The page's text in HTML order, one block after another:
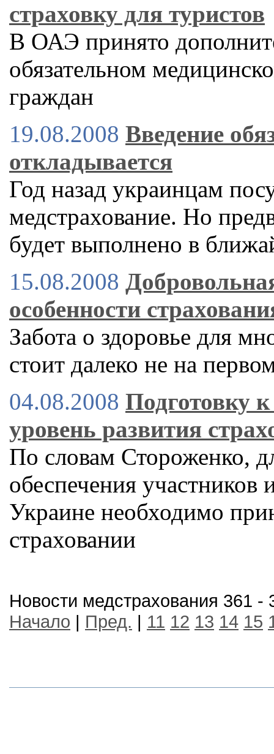
страховку для туристов
В ОАЭ принято
обязательном
граждан
19.08.2008 Введение
откладывается
Год назад украинцам
медстрахование. Но
будет выполнено в
15.08.2008
особенности
Забота о здоровье для
стоит далеко не на
04.08.2008 Подготовку
уровень развития
По словам Стороженко,
обеспечения
Украине необходимо
страховании
Новости медстрахования 361 -
Начало | Пред. | 11 12 13 14 15